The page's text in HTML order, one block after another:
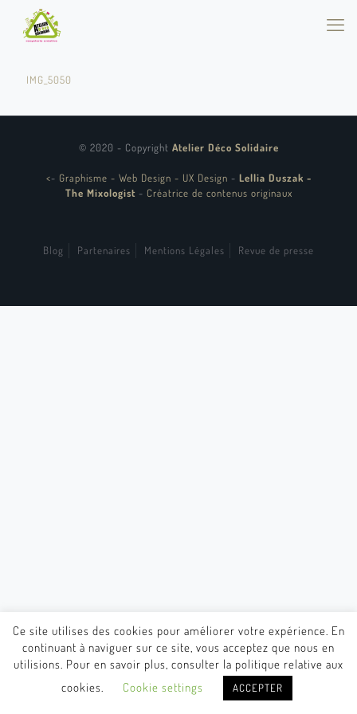
IMG_5050
© 2020 - Copyright Atelier Déco Solidaire
<- Graphisme - Web Design - UX Design - Lellia Duszak -
The Mixologist - Créatrice de contenus originaux
Blog Partenaires Mentions Légales Revue de presse
Ce site utilises des cookies pour améliorer votre expérience. En
continuant à naviguer sur ce site, vous acceptez que nous en
utilisions. Pour en savoir plus, consulter la politique relative aux
cookies.
Cookie settings ACCEPTER